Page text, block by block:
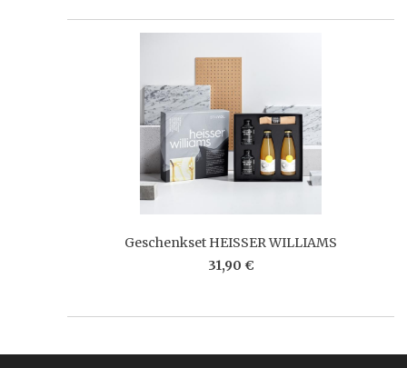
Geschenkset HEISSER WILLIAMS
31,90 €